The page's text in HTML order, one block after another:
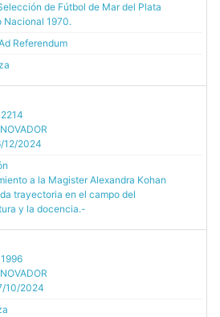
de Fútbol de Mar del Plata
Nacional 1970.
Referendum
12/2024
a la Magister Alexandra Kohan
trayectoria en el campo del
y la docencia.-
10/2024